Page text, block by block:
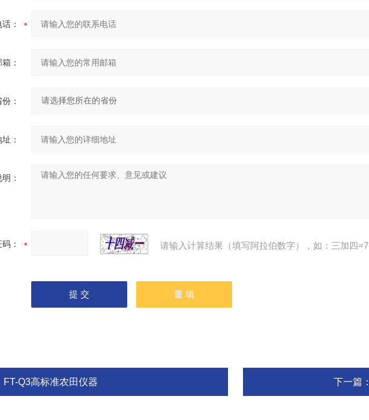
：
：
：
：
：
： 请输入计算结果（填写阿拉伯数字），如：三加四=7
FT-Q3高标准农田仪器 下一篇：